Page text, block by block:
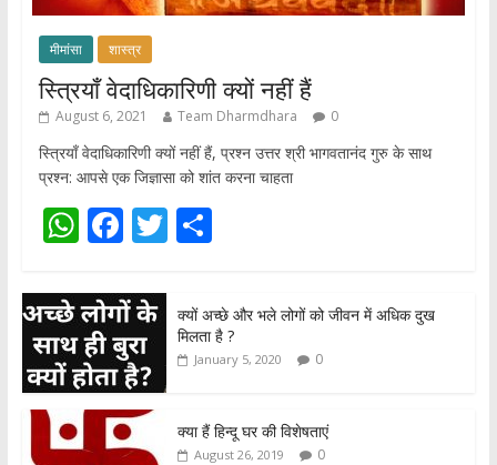
मीमांसा शास्त्र
स्त्रियाँ वेदाधिकारिणी क्यों नहीं हैं
August 6, 2021 Team Dharmdhara 0
स्त्रियाँ वेदाधिकारिणी क्यों नहीं हैं, प्रश्न उत्तर श्री भागवतानंद गुरु के साथ
प्रश्न: आपसे एक जिज्ञासा को शांत करना चाहता
W
at
s
A
p
p
F
e
b
o
o
k
T
itt
er
S
ar
e
क्यों अच्छे और भले लोगों को जीवन में अधिक दुख
मिलता है ?
January 5, 2020 0
क्या हैं हिन्दू घर की विशेषताएं
August 26, 2019 0